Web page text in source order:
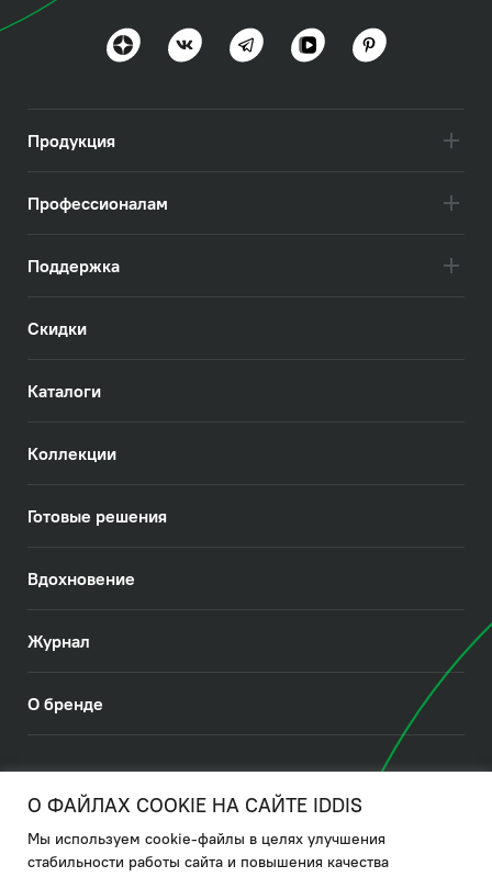
Продукция
Профессионалам
Поддержка
Скидки
Каталоги
Коллекции
Готовые решения
Вдохновение
Журнал
О бренде
Политика в отношении использования файлов cookies
О ФАЙЛАХ COOKIE НА САЙТЕ IDDIS
Мы используем cookie-файлы в целях улучшения
стабильности работы сайта и повышения качества